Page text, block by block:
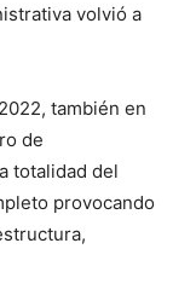
volvió a
también en
de
totalidad del
provocando